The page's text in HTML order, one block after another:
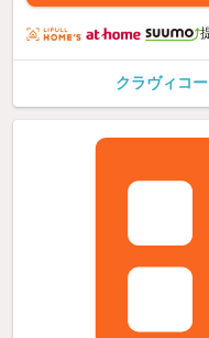
クラヴィコ